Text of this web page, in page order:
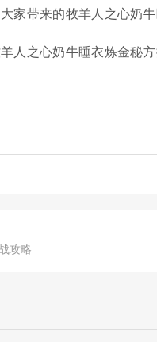
家带来的牧羊人之心奶
人之心奶牛睡衣炼金秘
攻略